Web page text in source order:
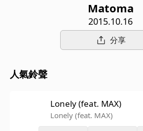
Matoma
2015.10.16
分享
人氣鈴聲
Lonely (feat. MAX)
Lonely (feat. MAX)